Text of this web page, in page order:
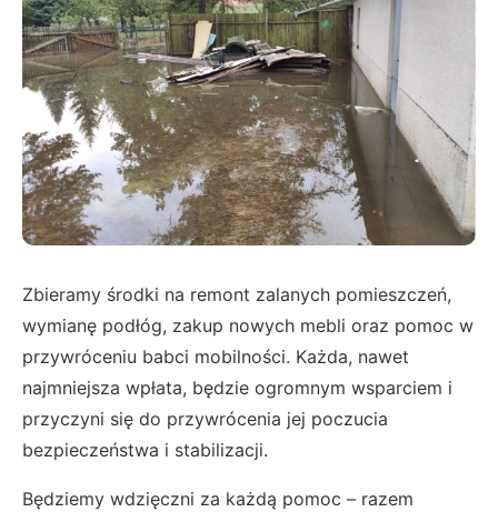
Zbieramy środki na remont zalanych pomieszczeń,
wymianę podłóg, zakup nowych mebli oraz pomoc w
przywróceniu babci mobilności. Każda, nawet
najmniejsza wpłata, będzie ogromnym wsparciem i
przyczyni się do przywrócenia jej poczucia
bezpieczeństwa i stabilizacji.
Będziemy wdzięczni za każdą pomoc – razem